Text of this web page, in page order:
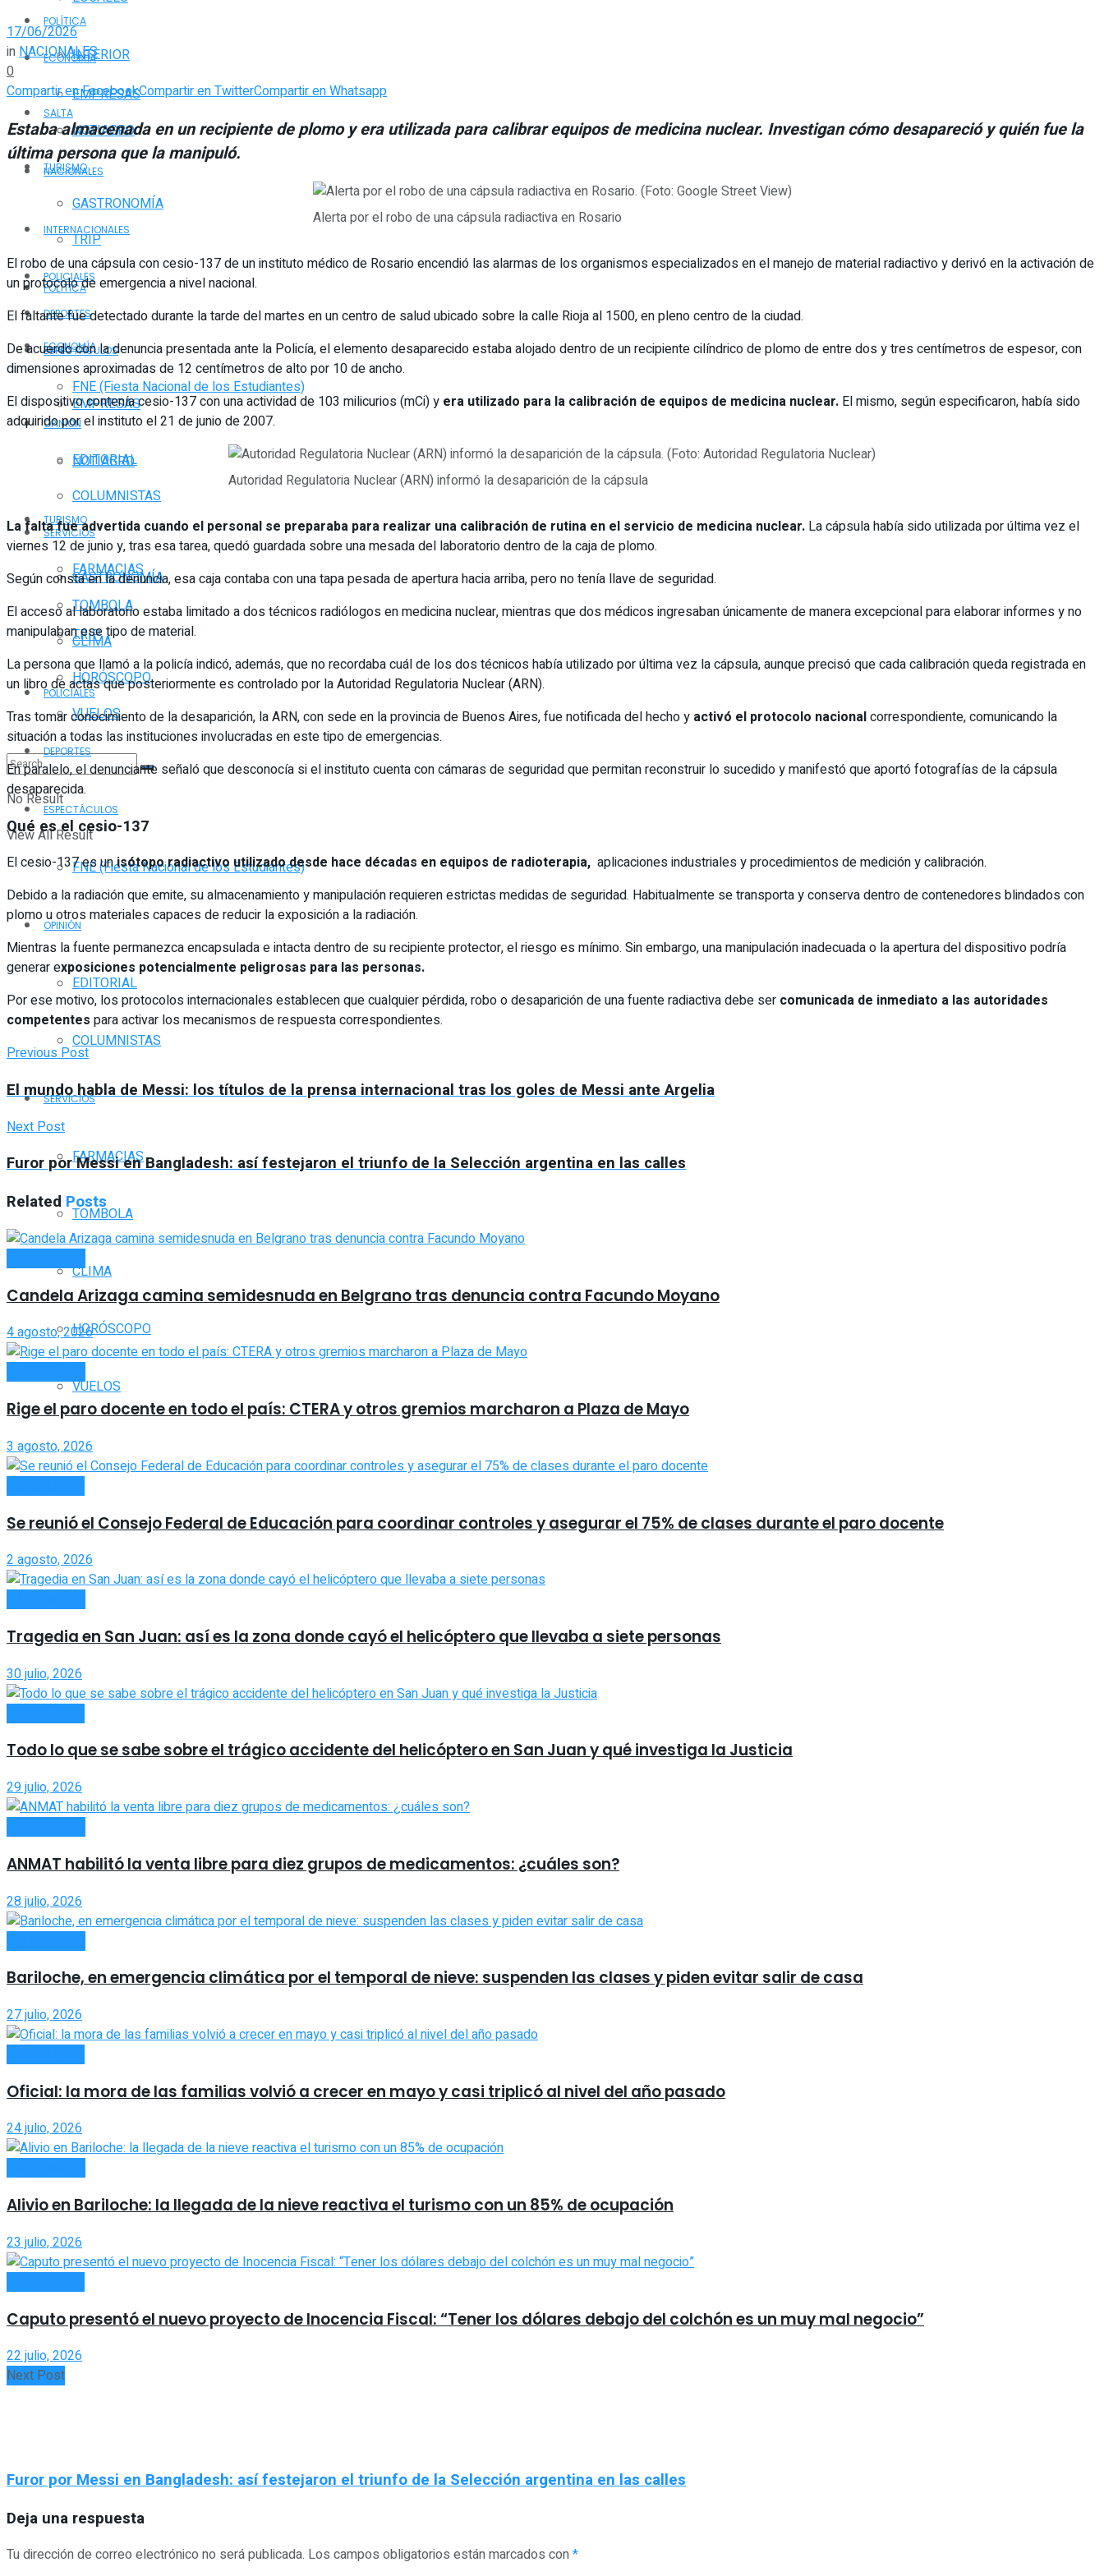
POLÍTICA
ECONOMÍA
EMPRESAS
NOTIAGRO
TURISMO
GASTRONOMÍA
TRIP
POLICIALES
DEPORTES
ESPECTÁCULOS
FNE (Fiesta Nacional de los Estudiantes)
OPINIÓN
EDITORIAL
COLUMNISTAS
SERVICIOS
FARMACIAS
TOMBOLA
CLIMA
HORÓSCOPO
VUELOS
No Result
View All Result
INTERIOR
SALTA
NACIONALES
INTERNACIONALES
POLÍTICA
ECONOMÍA
EMPRESAS
NOTIAGRO
TURISMO
GASTRONOMÍA
TRIP
POLICIALES
DEPORTES
ESPECTÁCULOS
FNE (Fiesta Nacional de los Estudiantes)
OPINIÓN
EDITORIAL
COLUMNISTAS
SERVICIOS
FARMACIAS
TOMBOLA
CLIMA
HORÓSCOPO
VUELOS
17/06/2026
inNACIONALES
0
Compartir en FacebookCompartir en TwitterCompartir en Whatsapp
Estaba almacenada en un recipiente de plomo y era utilizada para calibrar equipos de medicina nuclear. Investigan cómo desapareció y quién fue la
última persona que la manipuló.
Alerta por el robo de una cápsula radiactiva en Rosario
El robo de una cápsula con cesio-137 de un instituto médico de Rosario encendió las alarmas de los organismos especializados en el manejo de material radiactivo y derivó en la activación de
un protocolo de emergencia a nivel nacional.
El faltante fue detectado durante la tarde del martes en un centro de salud ubicado sobre la calle Rioja al 1500, en pleno centro de la ciudad.
De acuerdo con la denuncia presentada ante la Policía, el elemento desaparecido estaba alojado dentro de un recipiente cilíndrico de plomo de entre dos y tres centímetros de espesor, con
dimensiones aproximadas de 12 centímetros de alto por 10 de ancho.
El dispositivo contenía cesio-137 con una actividad de 103 milicurios (mCi) y era utilizado para la calibración de equipos de medicina nuclear. El mismo, según especificaron, había sido
adquirido por el instituto el 21 de junio de 2007.
Autoridad Regulatoria Nuclear (ARN) informó la desaparición de la cápsula
La falta fue advertida cuando el personal se preparaba para realizar una calibración de rutina en el servicio de medicina nuclear. La cápsula había sido utilizada por última vez el
viernes 12 de junio y, tras esa tarea, quedó guardada sobre una mesada del laboratorio dentro de la caja de plomo.
Según consta en la denuncia, esa caja contaba con una tapa pesada de apertura hacia arriba, pero no tenía llave de seguridad.
El acceso al laboratorio estaba limitado a dos técnicos radiólogos en medicina nuclear, mientras que dos médicos ingresaban únicamente de manera excepcional para elaborar informes y no
manipulaban ese tipo de material.
La persona que llamó a la policía indicó, además, que no recordaba cuál de los dos técnicos había utilizado por última vez la cápsula, aunque precisó que cada calibración queda registrada en
un libro de actas que posteriormente es controlado por la Autoridad Regulatoria Nuclear (ARN).
Tras tomar conocimiento de la desaparición, la ARN, con sede en la provincia de Buenos Aires, fue notificada del hecho y activó el protocolo nacionalcorrespondiente, comunicando la
situación a todas las instituciones involucradas en este tipo de emergencias.
En paralelo, el denunciante señaló que desconocía si el instituto cuenta con cámaras de seguridad que permitan reconstruir lo sucedido y manifestó que aportó fotografías de la cápsula
desaparecida.
Qué es el cesio-137
El cesio-137 es unisótopo radiactivo utilizado desde hace décadas en equipos de radioterapia, aplicaciones industriales y procedimientos de medición y calibración.
Debido a la radiación que emite, su almacenamiento y manipulación requieren estrictas medidas de seguridad. Habitualmente se transporta y conserva dentro de contenedores blindados con
plomo u otros materiales capaces de reducir la exposición a la radiación.
Mientras la fuente permanezca encapsulada e intacta dentro de su recipiente protector, el riesgo es mínimo. Sin embargo, una manipulación inadecuada o la apertura del dispositivo podría
generar exposiciones potencialmente peligrosas para las personas.
Por ese motivo, los protocolos internacionales establecen que cualquier pérdida, robo o desaparición de una fuente radiactiva debe ser comunicada de inmediato a las autoridades
competentes para activar los mecanismos de respuesta correspondientes.
Previous Post
El mundo habla de Messi: los títulos de la prensa internacional tras los goles de Messi ante Argelia
Next Post
Furor por Messi en Bangladesh: así festejaron el triunfo de la Selección argentina en las calles
Related Posts
Candela Arizaga camina semidesnuda en Belgrano tras denuncia contra Facundo Moyano
4 agosto, 2026
Rige el paro docente en todo el país: CTERA y otros gremios marcharon a Plaza de Mayo
3 agosto, 2026
Se reunió el Consejo Federal de Educación para coordinar controles y asegurar el 75% de clases durante el paro docente
2 agosto, 2026
Tragedia en San Juan: así es la zona donde cayó el helicóptero que llevaba a siete personas
30 julio, 2026
Todo lo que se sabe sobre el trágico accidente del helicóptero en San Juan y qué investiga la Justicia
29 julio, 2026
ANMAT habilitó la venta libre para diez grupos de medicamentos: ¿cuáles son?
28 julio, 2026
Bariloche, en emergencia climática por el temporal de nieve: suspenden las clases y piden evitar salir de casa
27 julio, 2026
Oficial: la mora de las familias volvió a crecer en mayo y casi triplicó al nivel del año pasado
24 julio, 2026
Alivio en Bariloche: la llegada de la nieve reactiva el turismo con un 85% de ocupación
23 julio, 2026
Caputo presentó el nuevo proyecto de Inocencia Fiscal: “Tener los dólares debajo del colchón es un muy mal negocio”
22 julio, 2026
Next Post
Furor por Messi en Bangladesh: así festejaron el triunfo de la Selección argentina en las calles
Deja una respuesta
Tu dirección de correo electrónico no será publicada. Los campos obligatorios están marcados con*